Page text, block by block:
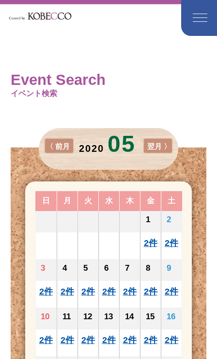
Event Search
イベント検索
2020 05
〈 前月 翌月 〉
日 月 火 水 木 金 土
1
2件
2
2件
3
2件
4
2件
5
2件
6
2件
7
2件
8
2件
9
2件
10
2件
11
2件
12
2件
13
2件
14
2件
15
2件
16
2件